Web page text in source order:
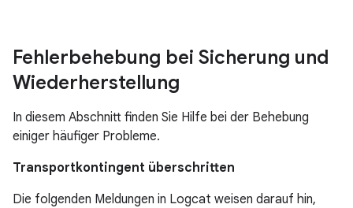
Fehlerbehebung bei Sicherung und
Wiederherstellung
In diesem Abschnitt finden Sie Hilfe bei der Behebung
einiger häufiger Probleme.
Transportkontingent überschritten
Die folgenden Meldungen in Logcat weisen darauf hin,